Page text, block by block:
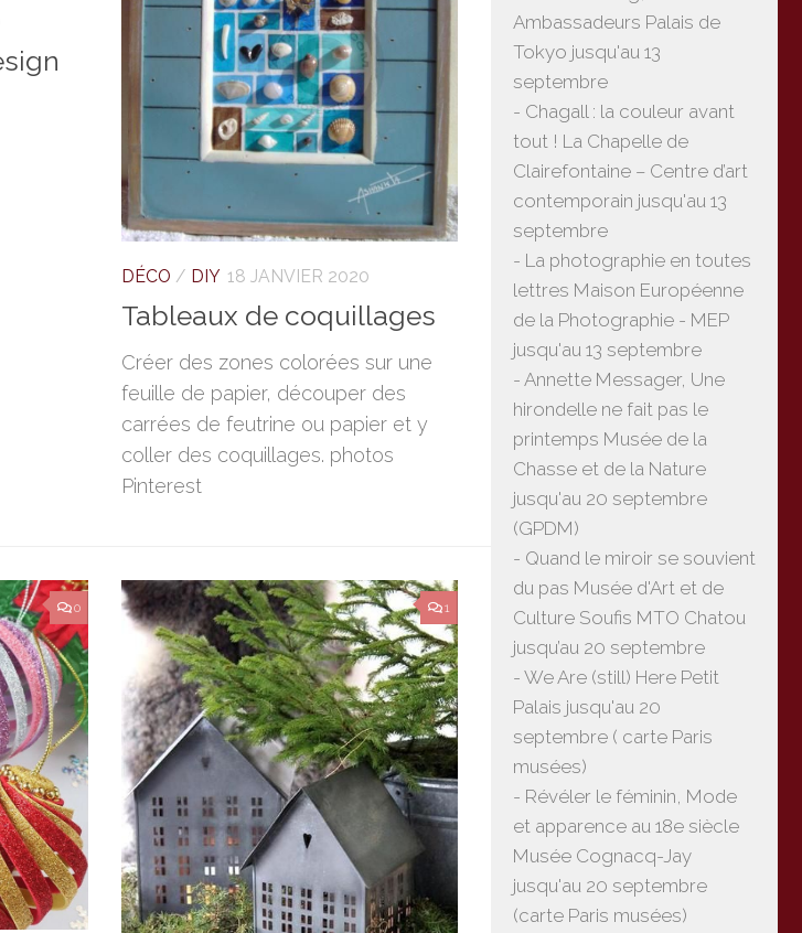
DÉCO / DIY 18 JANVIER 2020
Tableaux de coquillages
Créer des zones colorées sur une
feuille de papier, découper des
carrées de feutrine ou papier et y
coller des coquillages. photos
Pinterest
0 1
Ambassadeurs Palais de
Tokyo jusqu'au 13
septembre
- Chagall : la couleur avant
tout ! La Chapelle de
Clairefontaine – Centre d’art
contemporain jusqu'au 13
septembre
- La photographie en toutes
lettres Maison Européenne
de la Photographie - MEP
jusqu'au 13 septembre
- Annette Messager, Une
hirondelle ne fait pas le
printemps Musée de la
Chasse et de la Nature
jusqu'au 20 septembre
(GPDM)
- Quand le miroir se souvient
du pas Musée d'Art et de
Culture Soufis MTO Chatou
jusqu’au 20 septembre
- We Are (still) Here Petit
Palais jusqu'au 20
septembre ( carte Paris
musées)
- Révéler le féminin, Mode
et apparence au 18e siècle
Musée Cognacq-Jay
jusqu'au 20 septembre
(carte Paris musées)